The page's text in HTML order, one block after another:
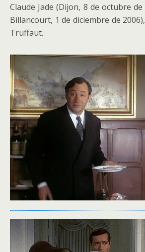
Claude Jade (Dijon, 8 de octubre
Billancourt, 1 de diciembre de
Truffaut.